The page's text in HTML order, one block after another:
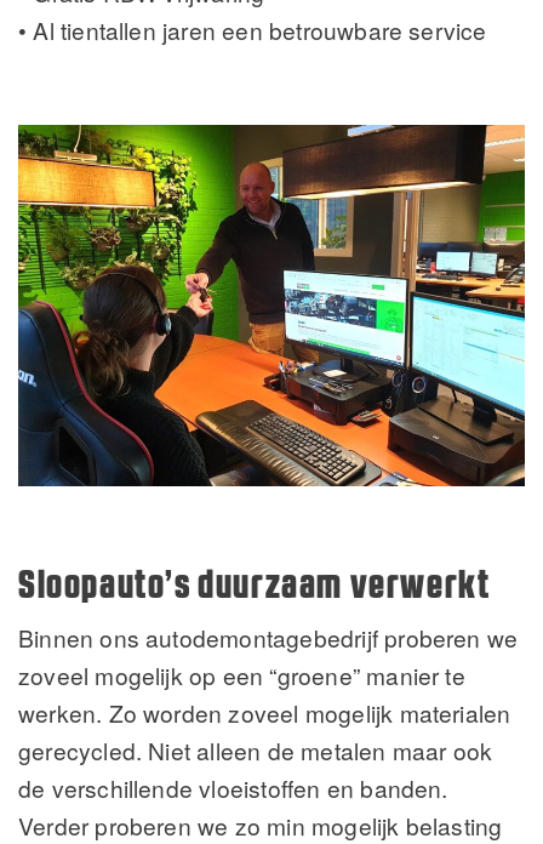
• Al tientallen jaren een betrouwbare service
Sloopauto’s duurzaam verwerkt
Binnen ons autodemontagebedrijf proberen we
zoveel mogelijk op een “groene” manier te
werken. Zo worden zoveel mogelijk materialen
gerecycled. Niet alleen de metalen maar ook
de verschillende vloeistoffen en banden.
Verder proberen we zo min mogelijk belasting